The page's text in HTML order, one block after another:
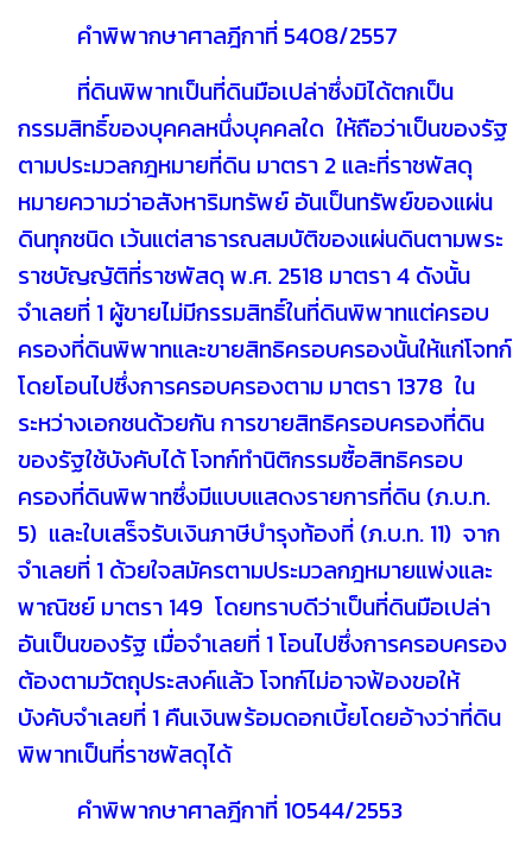
คำพิพากษาศาลฎีกาที่ 5408/2557
ที่ดินพิพาทเป็นที่ดินมือเปล่าซึ่งมิได้ตกเป็น
กรรมสิทธิ์ของบุคคลหนึ่งบุคคลใด ให้ถือว่าเป็นของรัฐ
ตามประมวลกฎหมายที่ดิน มาตรา 2 และที่ราชพัสดุ
หมายความว่าอสังหาริมทรัพย์ อันเป็นทรัพย์ของแผ่น
ดินทุกชนิด เว้นแต่สาธารณสมบัติของแผ่นดินตามพระ
ราชบัญญัติที่ราชพัสดุ พ.ศ. 2518 มาตรา 4 ดังนั้น
จำเลยที่ 1 ผู้ขายไม่มีกรรมสิทธิ์ในที่ดินพิพาทแต่ครอบ
ครองที่ดินพิพาทและขายสิทธิครอบครองนั้นให้แก่โจทก์
โดยโอนไปซึ่งการครอบครองตาม มาตรา 1378 ใน
ระหว่างเอกชนด้วยกัน การขายสิทธิครอบครองที่ดิน
ของรัฐใช้บังคับได้ โจทก์ทำนิติกรรมซื้อสิทธิครอบ
ครองที่ดินพิพาทซึ่งมีแบบแสดงรายการที่ดิน (ภ.บ.ท.
5) และใบเสร็จรับเงินภาษีบำรุงท้องที่ (ภ.บ.ท. 11) จาก
จำเลยที่ 1 ด้วยใจสมัครตามประมวลกฎหมายแพ่งและ
พาณิชย์ มาตรา 149 โดยทราบดีว่าเป็นที่ดินมือเปล่า
อันเป็นของรัฐ เมื่อจำเลยที่ 1 โอนไปซึ่งการครอบครอง
ต้องตามวัตถุประสงค์แล้ว โจทก์ไม่อาจฟ้องขอให้
บังคับจำเลยที่ 1 คืนเงินพร้อมดอกเบี้ยโดยอ้างว่าที่ดิน
พิพาทเป็นที่ราชพัสดุได้
คำพิพากษาศาลฎีกาที่ 10544/2553